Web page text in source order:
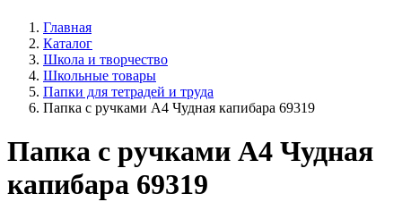
Главная
Каталог
Школа и творчество
Школьные товары
Папки для тетрадей и труда
Папка с ручками А4 Чудная капибара 69319
Папка с ручками А4 Чудная
капибара 69319